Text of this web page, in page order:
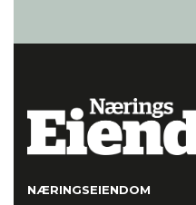
NÆRINGSEIENDOM